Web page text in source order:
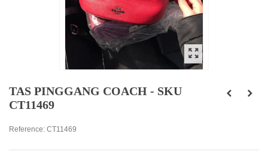
TAS PINGGANG COACH - SKU
CT11469
Reference: CT11469